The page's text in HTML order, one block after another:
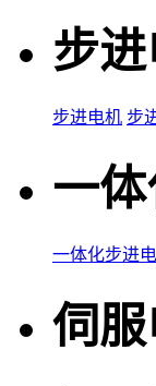
步
步进电机 步
一
一体化步进
伺服